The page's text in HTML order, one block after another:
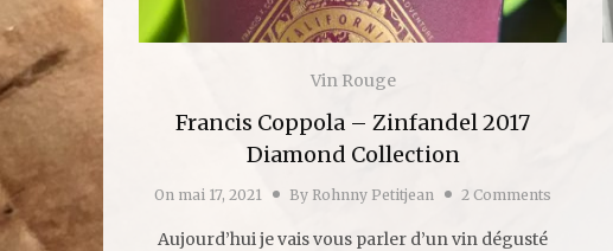
Vin Rouge
Francis Coppola – Zinfandel 2017
Diamond Collection
On mai 17, 2021 By Rohnny Petitjean 2 Comments
Aujourd’hui je vais vous parler d’un vin dégusté